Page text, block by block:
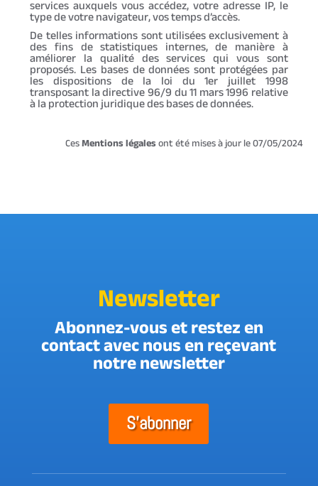
services auxquels vous accédez, votre adresse IP, le
type de votre navigateur, vos temps d’accès.
De telles informations sont utilisées exclusivement à
des fins de statistiques internes, de manière à
améliorer la qualité des services qui vous sont
proposés. Les bases de données sont protégées par
les dispositions de la loi du 1er juillet 1998
transposant la directive 96/9 du 11 mars 1996 relative
à la protection juridique des bases de données.
CesMentions légalesont été mises à jour le 07/05/2024
Newsletter
Abonnez-vous et restez en
contact avec nous en reçevant
notre newsletter
S'abonner